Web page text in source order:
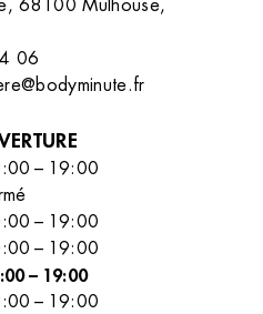
06
– 19:00
– 19:00
– 19:00
– 19:00
– 19:00